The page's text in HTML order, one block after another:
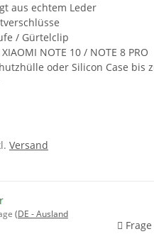
aus echtem Leder
/ Gürtelclip
NOTE 10 / NOTE 8 PRO
oder Silicon Case bis
Versand
(DE - Ausland